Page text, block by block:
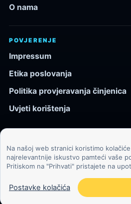
O nama
POVJERENJE
Impressum
Etika poslovanja
Politika provjeravanja činjenica
Uvjeti korištenja
© 2026 Kozmos.hr. Sva
Svemir, znanost, tehnologija i
čitatelje.
Na našoj web stranici koristimo
najrelevantnije iskustvo pamteći vaše
Pritiskom na "Prihvati" pristajete na
Postavke kolačića